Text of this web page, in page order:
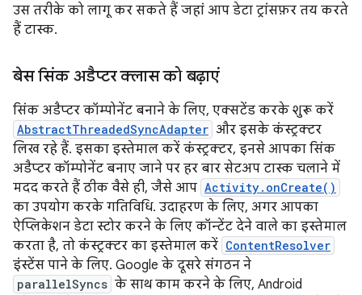
उस तरीके को लागू कर सकते हैं जहां आप डेटा ट्रांसफ़र तय करते
हैं टास्क.
बेस सिंक अडैप्टर क्लास को बढ़ाएं
सिंक अडैप्टर कॉम्पोनेंट बनाने के लिए, एक्सटेंड करके शुरू करें
AbstractThreadedSyncAdapter और इसके कंस्ट्रक्टर
लिख रहे हैं. इसका इस्तेमाल करें कंस्ट्रक्टर, इनसे आपका सिंक
अडैप्टर कॉम्पोनेंट बनाए जाने पर हर बार सेटअप टास्क चलाने में
मदद करते हैं ठीक वैसे ही, जैसे आप Activity.onCreate()
का उपयोग करके गतिविधि. उदाहरण के लिए, अगर आपका
ऐप्लिकेशन डेटा स्टोर करने के लिए कॉन्टेंट देने वाले का इस्तेमाल
करता है, तो कंस्ट्रक्टर का इस्तेमाल करें ContentResolver
इंस्टेंस पाने के लिए. Google के दूसरे संगठन ने
parallelSyncs के साथ काम करने के लिए, Android